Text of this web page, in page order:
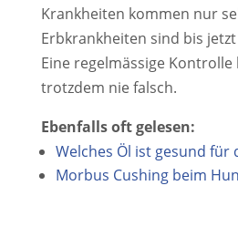
Krankheiten kommen nur
Erbkrankheiten sind bis
Eine regelmässige
trotzdem nie falsch.
Ebenfalls oft gelesen:
Welches Öl ist gesund für
Morbus Cushing beim